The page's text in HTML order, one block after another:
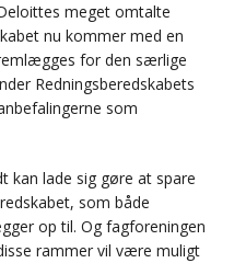
meget omtalte
nu kommer med en
for den særlige
Redningsberedskabets
som
kan lade sig gøre at spare
som både
op til. Og fagforeningen
rammer vil være muligt